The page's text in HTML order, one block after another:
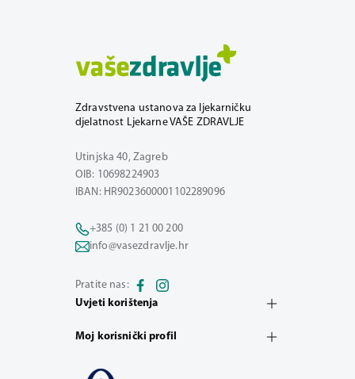
Zdravstvena ustanova za ljekarničku
djelatnost Ljekarne VAŠE ZDRAVLJE
Utinjska 40, Zagreb
OIB: 10698224903
IBAN: HR9023600001102289096
+385 (0) 1 21 00 200
info@vasezdravlje.hr
Pratite nas:
Uvjeti korištenja
Moj korisnički profil